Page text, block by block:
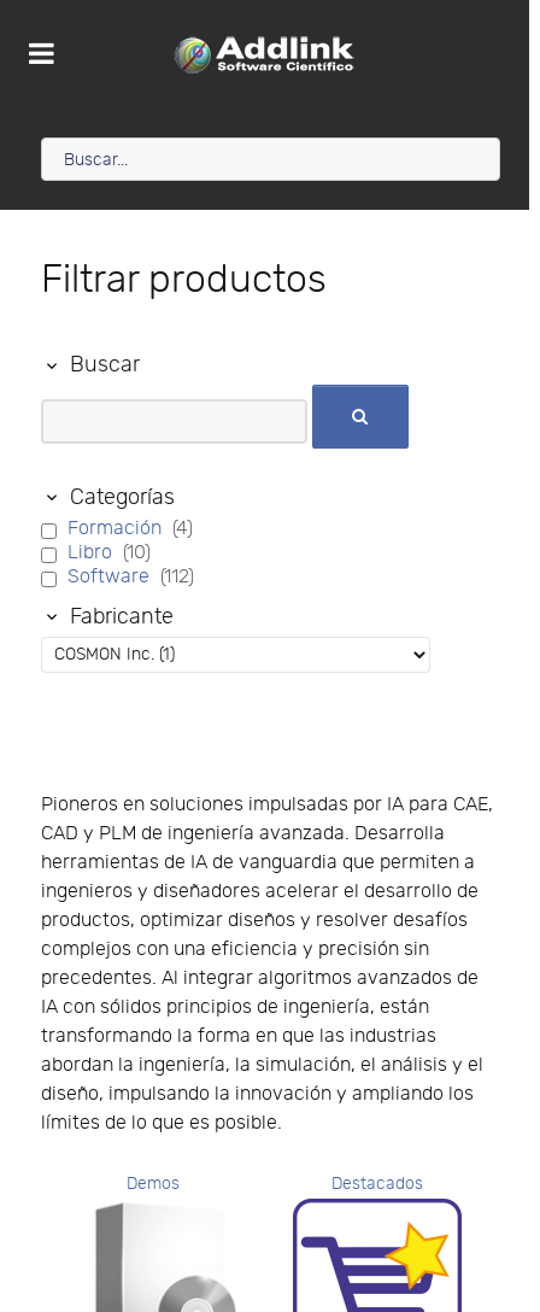
Filtrar productos
Buscar
Categorías
Formación (4)
Libro (10)
Software (112)
Fabricante
Pioneros en soluciones impulsadas por IA para CAE,
CAD y PLM de ingeniería avanzada. Desarrolla
herramientas de IA de vanguardia que permiten a
ingenieros y diseñadores acelerar el desarrollo de
productos, optimizar diseños y resolver desafíos
complejos con una eficiencia y precisión sin
precedentes. Al integrar algoritmos avanzados de
IA con sólidos principios de ingeniería, están
transformando la forma en que las industrias
abordan la ingeniería, la simulación, el análisis y el
diseño, impulsando la innovación y ampliando los
límites de lo que es posible.
Demos Destacados